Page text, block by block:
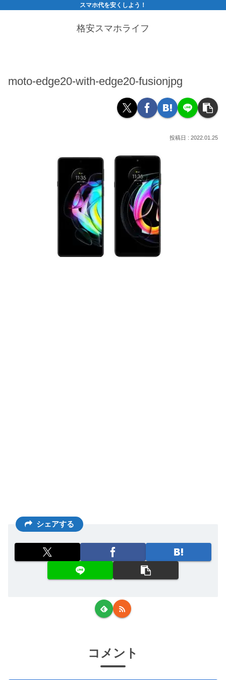
スマホ代を安くしよう！
格安スマホライフ
moto-edge20-with-edge20-fusionjpg
2022.01.25
シェアする
コメント